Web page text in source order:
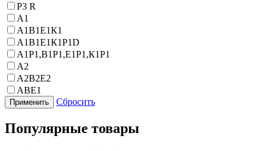
P3 R
А1
А1В1Е1К1
А1В1Е1К1Р1D
А1Р1,В1Р1,Е1Р1,К1Р1
А2
А2В2Е2
АВЕ1
Сбросить
Популярные товары